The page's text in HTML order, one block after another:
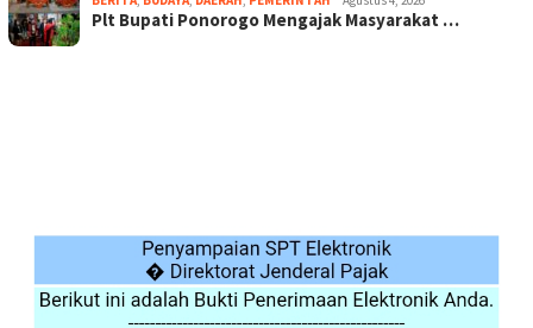
Plt Bupati Ponorogo Mengajak Masyarakat …